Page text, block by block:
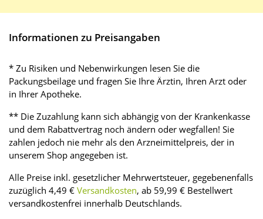
Informationen zu Preisangaben
* Zu Risiken und Nebenwirkungen lesen Sie die
Packungsbeilage und fragen Sie Ihre Ärztin, Ihren Arzt oder
in Ihrer Apotheke.
** Die Zuzahlung kann sich abhängig von der Krankenkasse
und dem Rabattvertrag noch ändern oder wegfallen! Sie
zahlen jedoch nie mehr als den Arzneimittelpreis, der in
unserem Shop angegeben ist.
Alle Preise inkl. gesetzlicher Mehrwertsteuer, gegebenenfalls
zuzüglich 4,49 € Versandkosten, ab 59,99 € Bestellwert
versandkostenfrei innerhalb Deutschlands.